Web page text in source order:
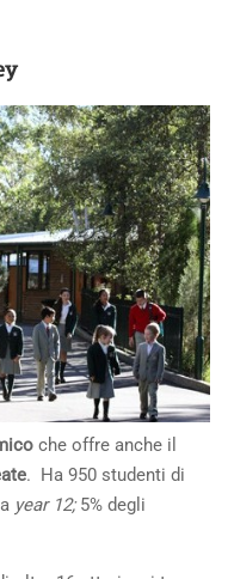
che offre anche il
. Ha 950 studenti di
year 12;5% degli